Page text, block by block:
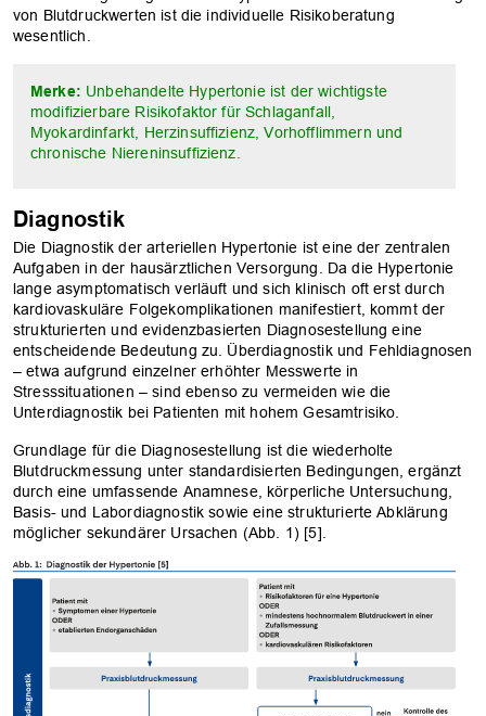
von Blutdruckwerten ist die individuelle Risikoberatung
wesentlich.
Merke: Unbehandelte Hypertonie ist der wichtigste
modifizierbare Risikofaktor für Schlaganfall,
Myokardinfarkt, Herzinsuffizienz, Vorhofflimmern und
chronische Niereninsuffizienz.
Diagnostik
Die Diagnostik der arteriellen Hypertonie ist eine der zentralen
Aufgaben in der hausärztlichen Versorgung. Da die Hypertonie
lange asymptomatisch verläuft und sich klinisch oft erst durch
kardiovaskuläre Folgekomplikationen manifestiert, kommt der
strukturierten und evidenzbasierten Diagnosestellung eine
entscheidende Bedeutung zu. Überdiagnostik und Fehldiagnosen
– etwa aufgrund einzelner erhöhter Messwerte in
Stresssituationen – sind ebenso zu vermeiden wie die
Unterdiagnostik bei Patienten mit hohem Gesamtrisiko.
Grundlage für die Diagnosestellung ist die wiederholte
Blutdruckmessung unter standardisierten Bedingungen, ergänzt
durch eine umfassende Anamnese, körperliche Untersuchung,
Basis- und Labordiagnostik sowie eine strukturierte Abklärung
möglicher sekundärer Ursachen (Abb. 1) [5].